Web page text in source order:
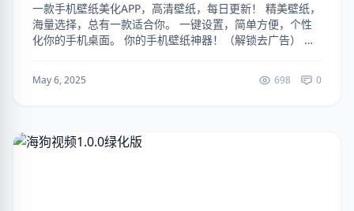
一款手机壁纸美化APP，高清壁纸，每日更新！ 精美壁纸，
海量选择，总有一款适合你。 一键设置，简单方便，个性
化你的手机桌面。 你的手机壁纸神器！（解锁去广告） 下
May 6, 2025 698 0